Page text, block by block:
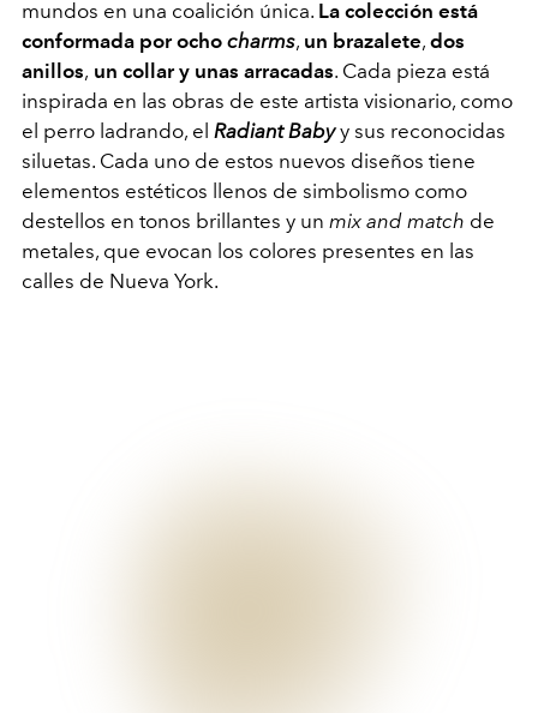
mundos en una coalición única. La colección está
conformada por ocho charms, un brazalete, dos
anillos, un collar y unas arracadas. Cada pieza está
inspirada en las obras de este artista visionario, como
el perro ladrando, el Radiant Babyy sus reconocidas
siluetas. Cada uno de estos nuevos diseños tiene
elementos estéticos llenos de simbolismo como
destellos en tonos brillantes y un mix and match de
metales, que evocan los colores presentes en las
calles de Nueva York.